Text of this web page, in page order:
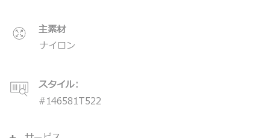
主素材
ナイロン
スタイル:
#146581T522